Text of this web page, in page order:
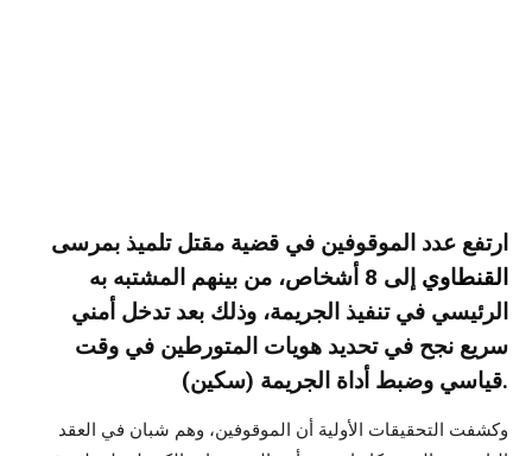
ارتفع عدد الموقوفين في قضية مقتل تلميذ بمرسى
القنطاوي
إلى 8 أشخاص، من بينهم المشتبه به
الرئيسي في تنفيذ الجريمة، وذلك بعد تدخل أمني
سريع نجح في تحديد هويات المتورطين في وقت
قياسي وضبط أداة الجريمة (سكين).
وكشفت التحقيقات الأولية أن الموقوفين، وهم شبان في العقد